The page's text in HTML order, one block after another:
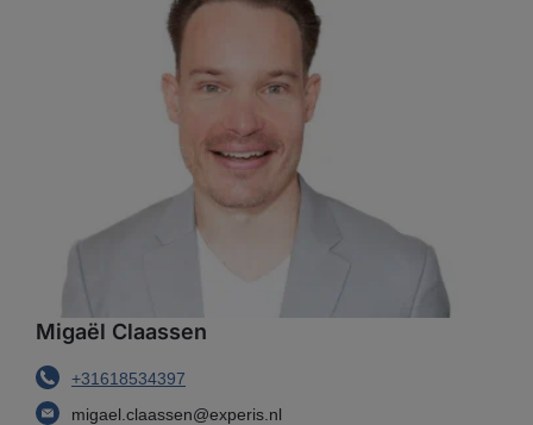
Migaël Claassen
+31618534397
migael.claassen@experis.nl